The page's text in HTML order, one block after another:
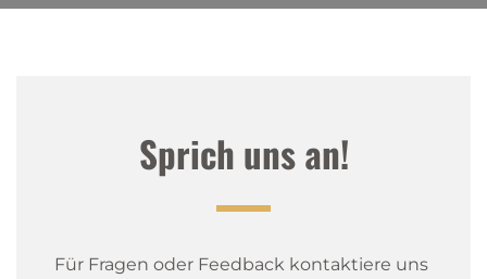
Sprich uns an!
Für Fragen oder Feedback kontaktiere uns